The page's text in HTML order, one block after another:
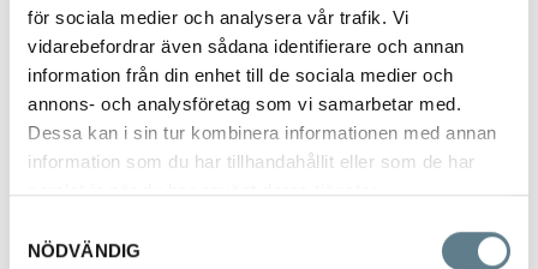
för sociala medier och analysera vår trafik. Vi
vidarebefordrar även sådana identifierare och annan
information från din enhet till de sociala medier och
annons- och analysföretag som vi samarbetar med.
Dessa kan i sin tur kombinera informationen med annan
information som du har tillhandahållit eller som de har
samlat in när du har använt deras tjänster.
NÖDVÄNDIG
Partyclip
22230